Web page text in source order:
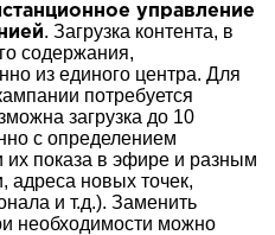
управление
. Загрузка контента, в
содержания,
из единого центра. Для
потребуется
загрузка до 10
с определением
их показа в эфире и разным
адреса новых точек,
и т.д.). Заменить
необходимости можно